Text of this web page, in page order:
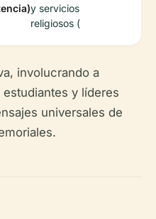
y servicios
religiosos (
involucrando a
y líderes
universales de